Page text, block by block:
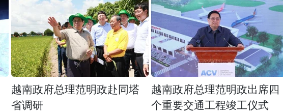
越南政府总理范明政赴同塔
省调研
越南政府总理范明政出席四
个重要交通工程竣工仪式